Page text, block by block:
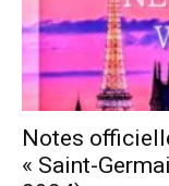
Notes
« Saint-